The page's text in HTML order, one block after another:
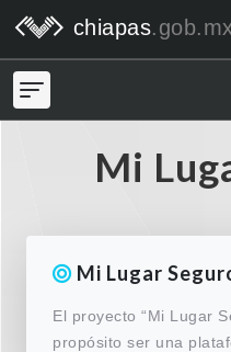
chiapas.gob.mx
Mi
Mi Lugar
El proyecto “Mi Lugar
propósito ser una